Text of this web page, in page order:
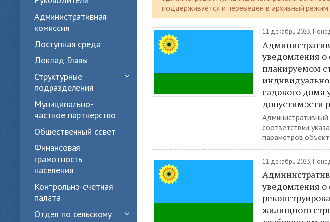
Административная
комиссия
Доступная среда
Доклад Главы
Структурные
подразделения
Муниципально-
частное партнерство
Общественный совет
Финансовая
грамотность
населения
Контрольно-счетная
палата
Отдел по сельскому
поддерживается и переведен в архивный режим.
11 декабрь 2023,
уведомления о
планируемом
садового дома
допустимости
Административный
соответствии
параметров
11 декабрь 2023,
уведомления о
жилищного